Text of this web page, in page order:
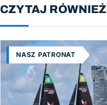
CZYTAJ RÓWNIEŻ
NASZ PATRONAT